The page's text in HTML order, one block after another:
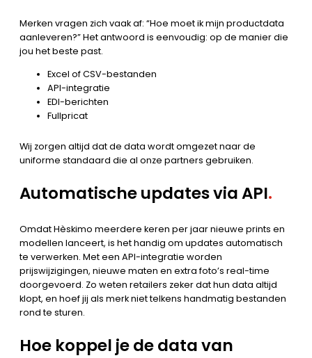
Merken vragen zich vaak af: “Hoe moet ik mijn productdata
aanleveren?” Het antwoord is eenvoudig: op de manier die
jou het beste past.
Excel of CSV-bestanden
API-integratie
EDI-berichten
Fullpricat
Wij zorgen altijd dat de data wordt omgezet naar de
uniforme standaard die al onze partners gebruiken.
Automatische updates via API.
Omdat Hèskimo meerdere keren per jaar nieuwe prints en
modellen lanceert, is het handig om updates automatisch
te verwerken. Met een API-integratie worden
prijswijzigingen, nieuwe maten en extra foto’s real-time
doorgevoerd. Zo weten retailers zeker dat hun data altijd
klopt, en hoef jij als merk niet telkens handmatig bestanden
rond te sturen.
Hoe koppel je de data van